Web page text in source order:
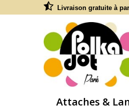
Livraison gratuite à
Attaches &